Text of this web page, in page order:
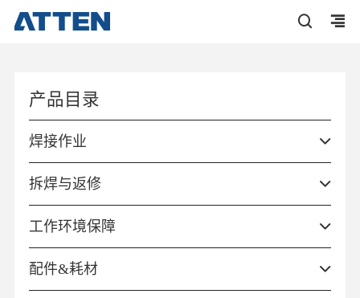
产品目录
焊接作业
拆焊与返修
工作环境保障
配件&耗材